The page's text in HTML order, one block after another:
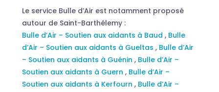
Le service Bulle d’Air est notamment proposé
autour de Saint-Barthélemy :
Bulle d’Air – Soutien aux aidants à Baud , Bulle
d’Air – Soutien aux aidants à Gueltas , Bulle d’Air
– Soutien aux aidants à Guénin , Bulle d’Air –
Soutien aux aidants à Guern , Bulle d’Air –
Soutien aux aidants à Kerfourn , Bulle d’Air –